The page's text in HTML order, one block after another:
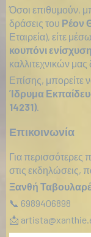
Όσοι επιθυμούν,
δράσεις του Ρέον
Εταιρεία), είτε
κουπόνι
καλλιτεχνικών
Επίσης, μπορείτε
Ίδρυμα
14231).
Επικοινωνία
Για περισσότερες
στις εκδηλώσεις,
Ξανθή
📞 6989406898
📩